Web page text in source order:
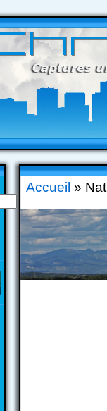
Accueil »